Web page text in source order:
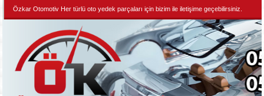
Özkar Otomotiv Her türlü oto yedek parçaları için bizim ile iletişime geçebilirsiniz.